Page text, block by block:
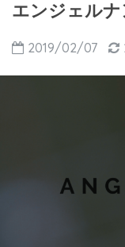
エンジェルナ
2019/02/07